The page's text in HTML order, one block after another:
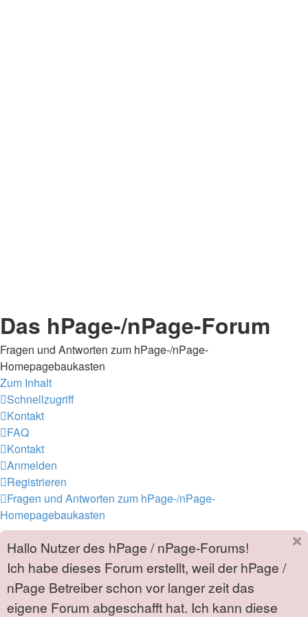
Das hPage-/nPage-Forum
Fragen und Antworten zum hPage-/nPage-
Homepagebaukasten
Zum Inhalt
Schnellzugriff
Kontakt
FAQ
Kontakt
Anmelden
Registrieren
Fragen und Antworten zum hPage-/nPage-
Homepagebaukasten
Hallo Nutzer des hPage / nPage-Forums!
Ich habe dieses Forum erstellt, weil der hPage /
nPage Betreiber schon vor langer zeit das
eigene Forum abgeschafft hat. Ich kann diese